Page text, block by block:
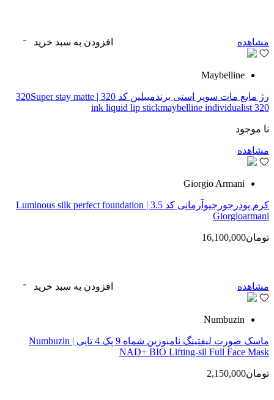
مشاهده افزودن به سبد خرید
Maybelline
رژ مایع مات سوپر استی‌ برندمیبلین کد 320 | 320Super stay matte
ink liquid lip stickmaybelline individualist 320
نا موجود
مشاهده
Giorgio Armani
کرم پودرجورجیوآرمانی کد 3.5 | Luminous silk perfect foundation
Giorgioarmani
تومان16,100,000
مشاهده افزودن به سبد خرید
Numbuzin
ماسک صورت لیفتینگ نامبوزین شماه 9 پک 4 تایی | Numbuzin
NAD+ BIO Lifting-sil Full Face Mask
تومان2,150,000